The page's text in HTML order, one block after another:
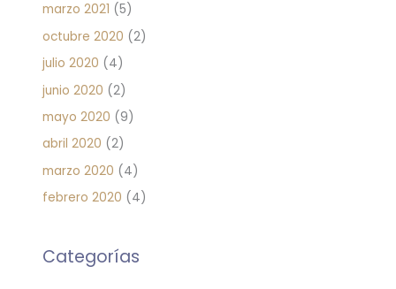
marzo 2021 (5)
octubre 2020 (2)
julio 2020 (4)
junio 2020 (2)
mayo 2020 (9)
abril 2020 (2)
marzo 2020 (4)
febrero 2020 (4)
Categorías